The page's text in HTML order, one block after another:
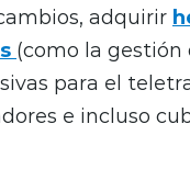
adquirir
(como la gestión
para el
e incluso